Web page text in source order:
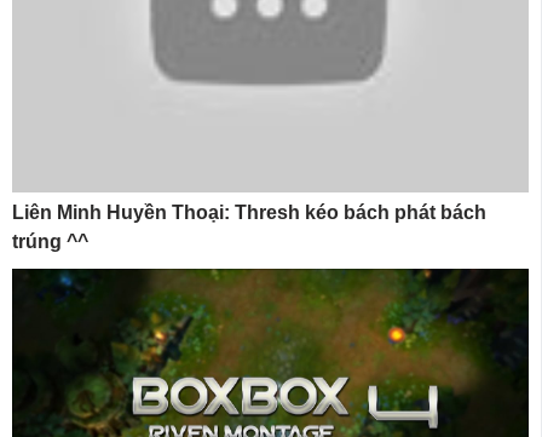
Liên Minh Huyền Thoại: Thresh kéo bách phát bách
trúng ^^